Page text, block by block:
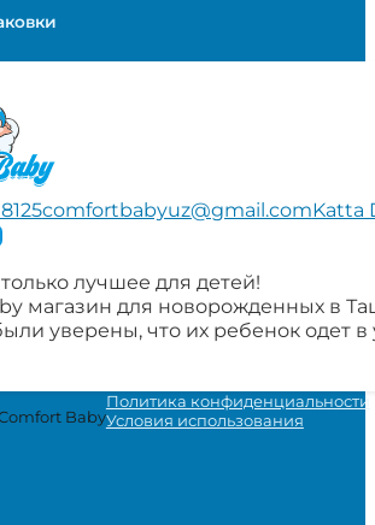
comfortbabyuz@gmail.comKatta
нами на Facebook
за нами в Instagram
за нами в Telegram
за нами в YouTube
лучшее для детей!
магазин для новорожденных в
уверены, что их ребенок одет
Baby
Политика конфиденциальности
Условия использования